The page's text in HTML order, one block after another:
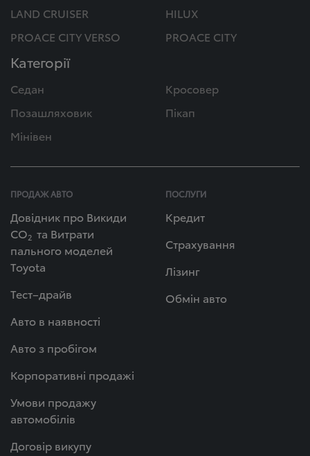
LAND CRUISER
HILUX
PROACE CITY VERSO
PROACE CITY
Категорії
Седан
Кросовер
Позашляховик
Пікап
Мінівен
ПРОДАЖ АВТО
Довідник про Викиди
СО2 та Витрати
пального моделей
Toyota
Тест–драйв
Авто в наявності
Авто з пробігом
Корпоративні продажі
Умови продажу
автомобілів
Договір викупу
ПОСЛУГИ
Кредит
Страхування
Лізинг
Обмін авто